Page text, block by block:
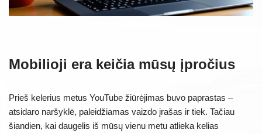
Mobilioji era keičia mūsų įpročius
Prieš kelerius metus YouTube žiūrėjimas buvo paprastas –
atsidaro naršyklė, paleidžiamas vaizdo įrašas ir tiek. Tačiau
šiandien, kai daugelis iš mūsų vienu metu atlieka kelias